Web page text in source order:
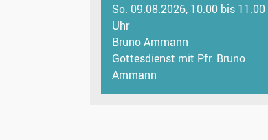
So. 09.08.2026, 10.00 bis 11.00
Uhr
Bruno Ammann
Gottesdienst mit Pfr. Bruno
Ammann